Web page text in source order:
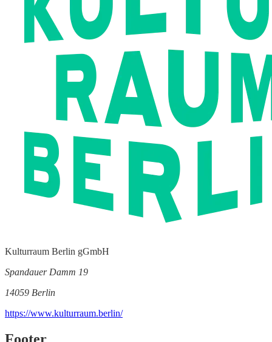
Kulturraum Berlin gGmbH
Spandauer Damm 19
14059 Berlin
https://www.kulturraum.berlin/